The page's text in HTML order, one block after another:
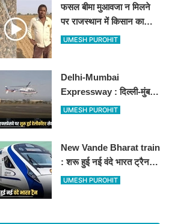
फसल बीमा मुआवजा न मिलने
पर राजस्थान में किसान का
अनोखा विरोध, खेतों में बो दिए
UMESH PUROHIT
Delhi-Mumbai
Expressway : दिल्ली-मुंबई
एक्सप्रेसवे पर अब मिलेगी ये
UMESH PUROHIT
New Vande Bharat train
: शरू हुई नई वंदे भारत ट्रैन,
तीन राज्यों के लाखों लोगों का
UMESH PUROHIT